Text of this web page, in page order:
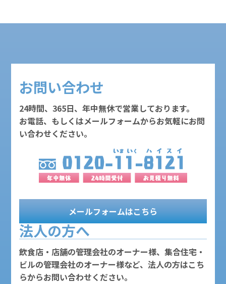
お問い合わせ
24時間、365日、年中無休で営業しております。
お電話、もしくはメールフォームからお気軽にお問
い合わせください。
メールフォームはこちら
法人の方へ
飲食店・店舗の管理会社のオーナー様、集合住宅・
ビルの管理会社のオーナー様など、法人の方はこち
らからお問い合わせください。